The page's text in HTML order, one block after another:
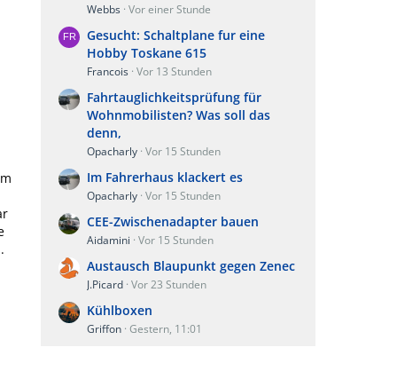
Webbs Vor einer Stunde
Gesucht: Schaltplane fur eine
Hobby Toskane 615
Francois Vor 13 Stunden
Fahrtauglichkeitsprüfung für
Wohnmobilisten? Was soll das
denn,
Opacharly Vor 15 Stunden
Im Fahrerhaus klackert es
Opacharly Vor 15 Stunden
CEE-Zwischenadapter bauen
Aidamini Vor 15 Stunden
Austausch Blaupunkt gegen Zenec
J.Picard Vor 23 Stunden
Kühlboxen
Griffon Gestern, 11:01